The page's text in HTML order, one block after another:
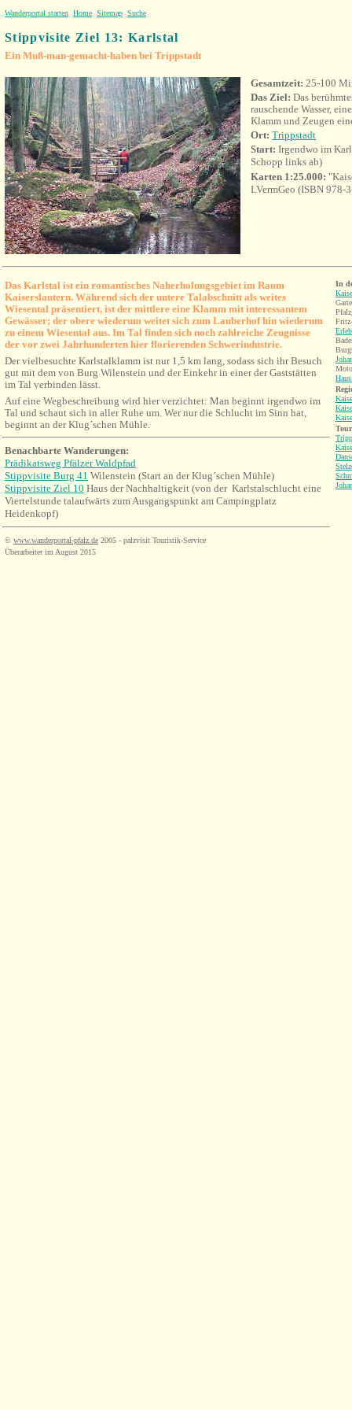
Wanderportal starten Home Sitemap Suche
Stippvisite Ziel 13: Karlstal
Ein Muß-man-gemacht-haben bei Trippstadt
Gesamtzeit: 25-100
Das Ziel: Das
rauschende Wasser,
Klamm und Zeugen
Ort: Trippstadt
Start: Irgendwo im
Schopp links ab)
Karten 1:25.000:
LVermGeo (ISBN 978-
Das Karlstal ist ein romantisches Naherholungsgebiet im Raum
Kaiserslautern. Während sich der untere Talabschnitt als weites
Wiesental präsentiert, ist der mittlere eine Klamm mit interessantem
Gewässer; der obere wiederum weitet sich zum Lauberhof hin wiederum
zu einem Wiesental aus. Im Tal finden sich noch zahlreiche Zeugnisse
der vor zwei Jahrhunderten hier florierenden Schwerindustrie.
Der vielbesuchte Karlstalklamm ist nur 1,5 km lang, sodass sich ihr Besuch
gut mit dem von Burg Wilenstein und der Einkehr in einer der Gaststätten
im Tal verbinden lässt.
Auf eine Wegbeschreibung wird hier verzichtet: Man beginnt irgendwo im
Tal und schaut sich in aller Ruhe um. Wer nur die Schlucht im Sinn hat,
beginnt an der Klug´schen Mühle.
Benachbarte Wanderungen:
Prädikatsweg Pfälzer Waldpfad
Stippvisite Burg 41 Wilenstein (Start an der Klug´schen Mühle)
Stippvisite Ziel 10 Haus der Nachhaltigkeit (von der Karlstalschlucht eine
Viertelstunde talaufwärts zum Ausgangspunkt am Campingplatz
Heidenkopf)
© www.wanderportal-pfalz.de 2005 - palzvisit Touristik-Service
Überarbeitet im August 2015
In